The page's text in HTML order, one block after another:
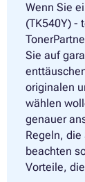
Wenn Sie
(TK540Y) -
Sie auf
originalen
wählen
genauer
Regeln, die
beachten
Vorteile,